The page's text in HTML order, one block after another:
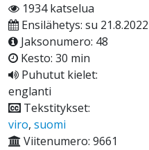
1934 katselua
Ensilähetys: su 21.8.2022
Jaksonumero: 48
Kesto: 30 min
Puhutut kielet:
englanti
Tekstitykset:
viro, suomi
Viitenumero: 9661